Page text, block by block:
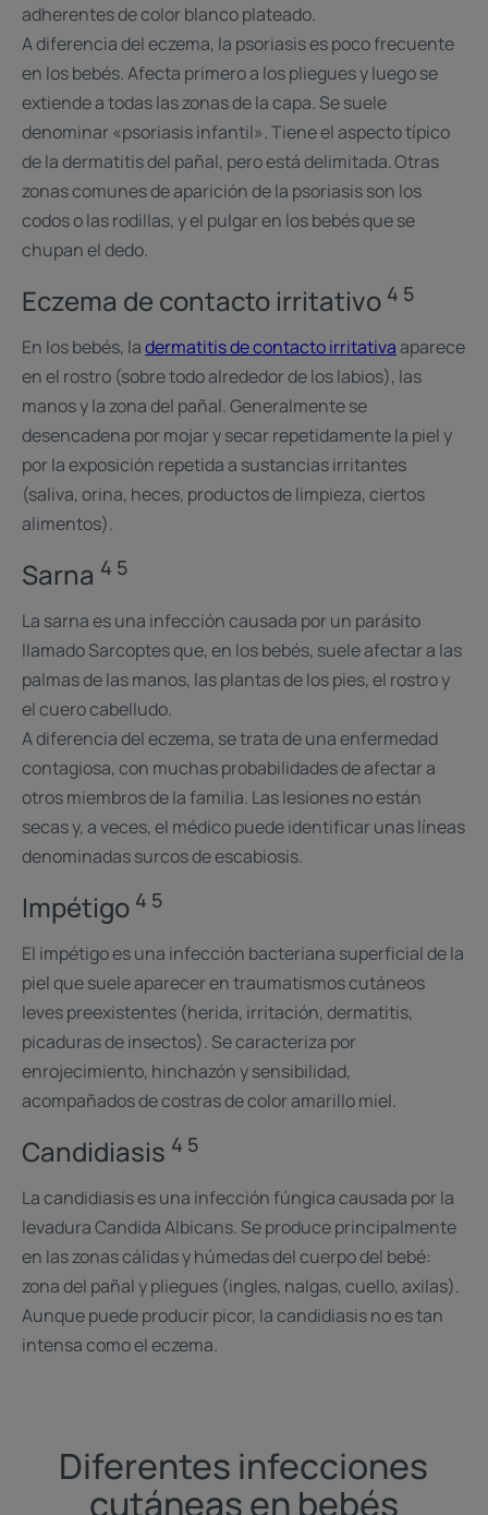
adherentes de color blanco plateado.
A diferencia del eczema, la psoriasis es poco frecuente
en los bebés. Afecta primero a los pliegues y luego se
extiende a todas las zonas de la capa. Se suele
denominar «psoriasis infantil». Tiene el aspecto típico
de la dermatitis del pañal, pero está delimitada. Otras
zonas comunes de aparición de la psoriasis son los
codos o las rodillas, y el pulgar en los bebés que se
chupan el dedo.
Eczema de contacto irritativo 4 5
En los bebés, ladermatitis de contacto irritativaaparece
en el rostro (sobre todo alrededor de los labios), las
manos y la zona del pañal. Generalmente se
desencadena por mojar y secar repetidamente la piel y
por la exposición repetida a sustancias irritantes
(saliva, orina, heces, productos de limpieza, ciertos
alimentos).
Sarna 4 5
La sarna es una infección causada por un parásito
llamado Sarcoptes que, en los bebés, suele afectar a las
palmas de las manos, las plantas de los pies, el rostro y
el cuero cabelludo.
A diferencia del eczema, se trata de una enfermedad
contagiosa, con muchas probabilidades de afectar a
otros miembros de la familia. Las lesiones no están
secas y, a veces, el médico puede identificar unas líneas
denominadas surcos de escabiosis.
Impétigo 4 5
El impétigo es una infección bacteriana superficial de la
piel que suele aparecer en traumatismos cutáneos
leves preexistentes (herida, irritación, dermatitis,
picaduras de insectos). Se caracteriza por
enrojecimiento, hinchazón y sensibilidad,
acompañados de costras de color amarillo miel.
Candidiasis 4 5
La candidiasis es una infección fúngica causada por la
levadura Candida Albicans. Se produce principalmente
en las zonas cálidas y húmedas del cuerpo del bebé:
zona del pañal y pliegues (ingles, nalgas, cuello, axilas).
Aunque puede producir picor, la candidiasis no es tan
intensa como el eczema.
Diferentes infecciones
cutáneas en bebés